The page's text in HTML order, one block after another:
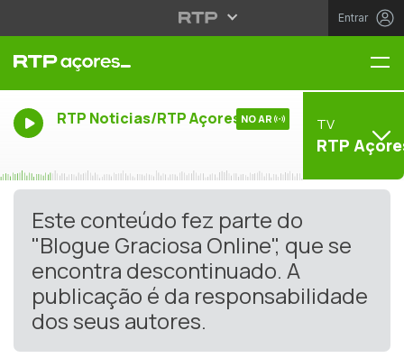
Entrar
RTP Noticias/RTP Açores NO AR TV
RTP
Este conteúdo fez parte do
"Blogue Graciosa Online", que se
encontra descontinuado. A
publicação é da responsabilidade
dos seus autores.